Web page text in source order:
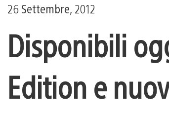
26 Settembre, 2012
Disponibili
Edition e